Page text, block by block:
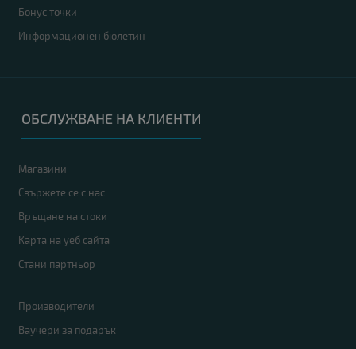
Бонус точки
Информационен бюлетин
ОБСЛУЖВАНЕ НА КЛИЕНТИ
Магазини
Свържете се с нас
Връщане на стоки
Карта на уеб сайта
Стани партньор
Производители
Ваучери за подарък